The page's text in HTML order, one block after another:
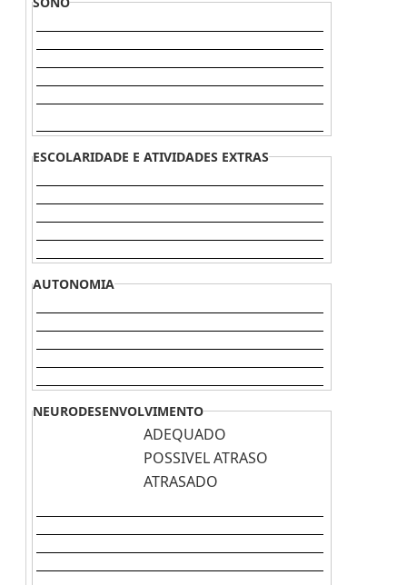
ESCOLARIDADE E ATIVIDADES EXTRAS
AUTONOMIA
NEURODESENVOLVIMENTO
ADEQUADO
POSSIVEL ATRASO
ATRASADO